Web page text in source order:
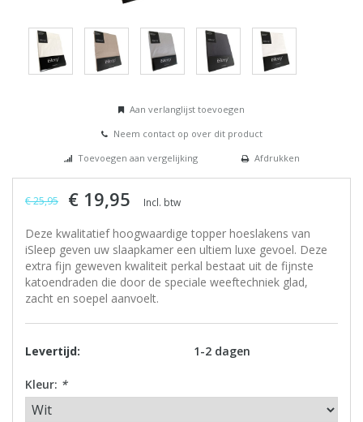
Aan verlanglijst toevoegen
Neem contact op over dit product
Toevoegen aan vergelijking
Afdrukken
€ 25,95 € 19,95 Incl. btw
Deze kwalitatief hoogwaardige topper hoeslakens van
iSleep geven uw slaapkamer een ultiem luxe gevoel. Deze
extra fijn geweven kwaliteit perkal bestaat uit de fijnste
katoendraden die door de speciale weeftechniek glad,
zacht en soepel aanvoelt.
Levertijd: 1-2 dagen
Kleur: *